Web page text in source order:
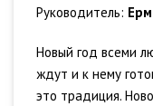
Руководитель:
Новый год всеми
ждут и к нему
это традиция.